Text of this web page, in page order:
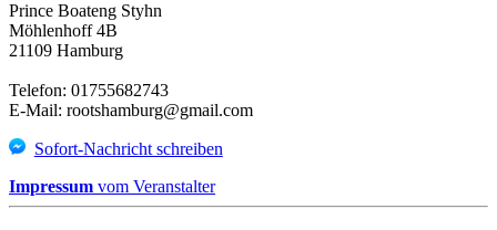
Prince Boateng Styhn
Möhlenhoff 4B
21109 Hamburg
Telefon: 01755682743
E-Mail: rootshamburg@gmail.com
Sofort-Nachricht schreiben
Impressum vom Veranstalter